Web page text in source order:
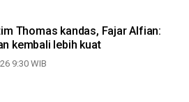
Thomas kandas, Fajar Alfian:
kembali lebih kuat
9:30 WIB